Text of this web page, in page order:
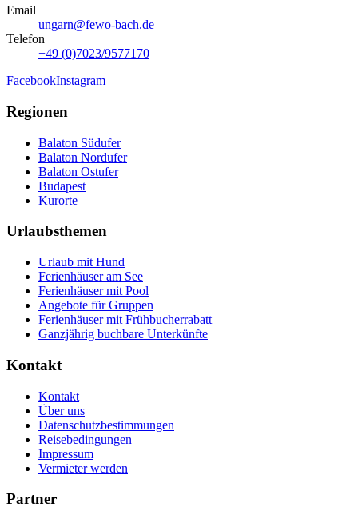
Email
ungarn@fewo-bach.de
Telefon
+49 (0)7023/9577170
FacebookInstagram
Regionen
Balaton Südufer
Balaton Nordufer
Balaton Ostufer
Budapest
Kurorte
Urlaubsthemen
Urlaub mit Hund
Ferienhäuser am See
Ferienhäuser mit Pool
Angebote für Gruppen
Ferienhäuser mit Frühbucherrabatt
Ganzjährig buchbare Unterkünfte
Kontakt
Kontakt
Über uns
Datenschutzbestimmungen
Reisebedingungen
Impressum
Vermieter werden
Partner